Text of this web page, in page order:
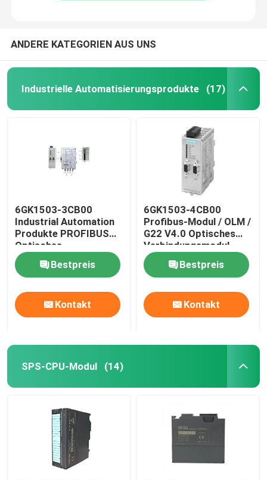
ANDERE KATEGORIEN AUS UNS
Industrielle Automatisierungsprodukte (17)
6GK1503-3CB00
Industrial Automation
Produkte PROFIBUS
Optisches
Verbindungsmodul
Bestpreis
Kontakt
6GK1503-4CB00
Profibus-Modul / OLM /
G22 V4.0 Optisches
Verbindungsmodul
Bestpreis
Kontakt
SPS-CPU-Modul (14)